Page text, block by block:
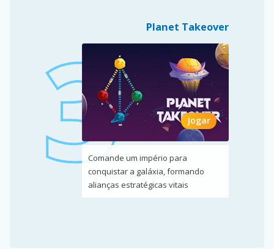
Planet Takeover
Jogar
Comande um império para
conquistar a galáxia, formando
alianças estratégicas vitais